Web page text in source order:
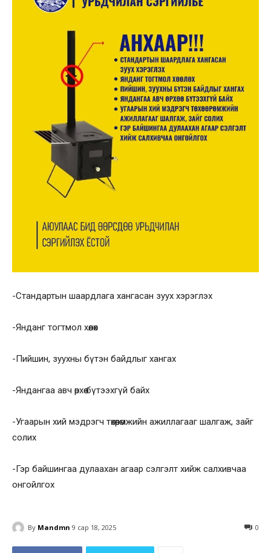
-Стандартын шаардлага хангасан зуух хэрэглэх
-Янданг тогтмол хөөлөх
-Пийшин, зуухны бүтэн байдлыг хангах
-Яндангаа авч өрхөө бүтээхгүй байх
-Угаарын хий мэдрэгч төхөөрөмжийн ажиллагааг шалгаж, зайг
солих
-Гэр байшингаа дулаахан агаар сэлгэлт хийж салхивчаа
онгойлгох
By Mandmn 9 сар 18, 2025 0